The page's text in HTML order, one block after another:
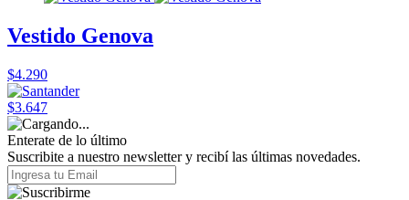
Vestido Genova
$4.290
$3.647
Enterate de lo último
Suscribite a nuestro newsletter y recibí las últimas novedades.